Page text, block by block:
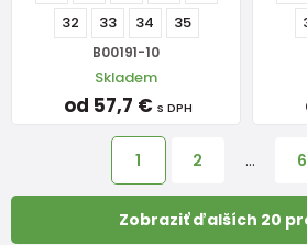
32
33 34 35
B00191-10
Skladem
od 57,7 € s DPH
1 2 … 6
Zobraziť ďalších 20